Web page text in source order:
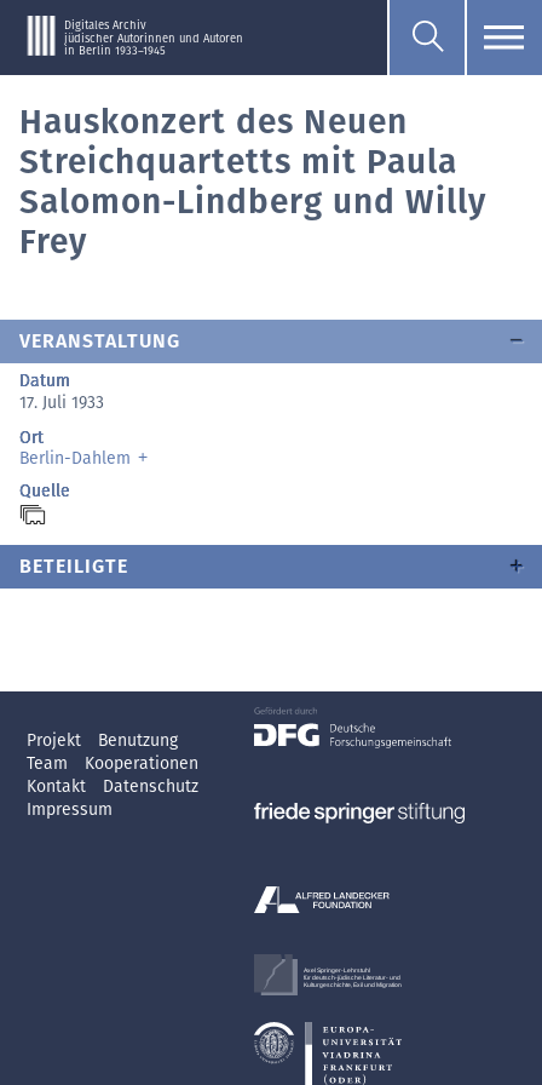
Digitales Archiv
jüdischer Autorinnen und Autoren
in Berlin 1933–1945
Hauskonzert des Neuen
Streichquartetts mit Paula
Salomon-Lindberg und Willy
Frey
VERANSTALTUNG
Datum
17. Juli 1933
Ort
Berlin-Dahlem
Quelle
BETEILIGTE
Projekt
Benutzung
Team
Kooperationen
Kontakt
Datenschutz
Impressum
Axel Springer-Lehrstuhl
für deutsch-jüdische Literatur- und
Kulturgeschichte, Exil und Migration